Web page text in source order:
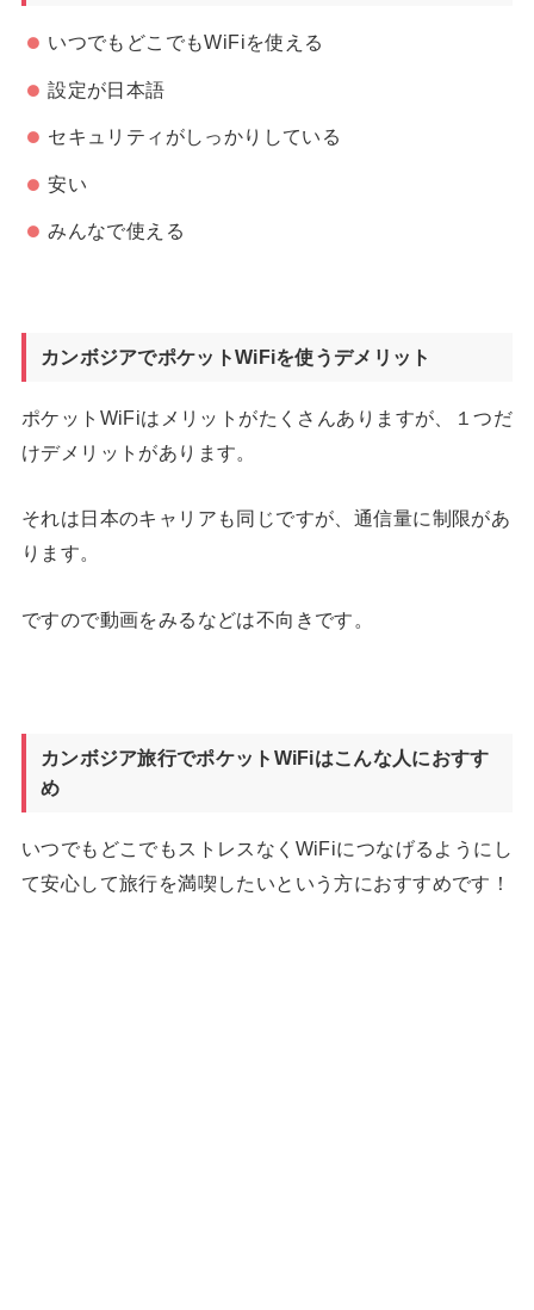
いつでもどこでもWiFiを使える
設定が日本語
セキュリティがしっかりしている
安い
みんなで使える
カンボジアでポケットWiFiを使うデメリット
ポケットWiFiはメリットがたくさんありますが、１つだ
けデメリットがあります。
それは日本のキャリアも同じですが、通信量に制限があ
ります。
ですので動画をみるなどは不向きです。
カンボジア旅行でポケットWiFiはこんな人におすす
め
いつでもどこでもストレスなくWiFiにつなげるようにし
て安心して旅行を満喫したいという方におすすめです！